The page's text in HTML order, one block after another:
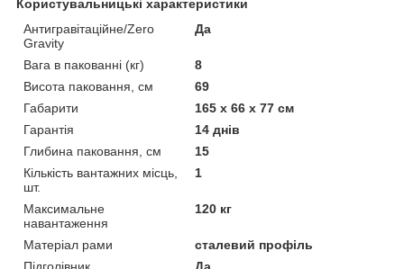
Користувальницькі характеристики
Антигравітаційне/Zero
Gravity
Да
Вага в пакованні (кг)
8
Висота паковання, см
69
Габарити
165 х 66 х 77 см
Гарантія
14 днів
Глибина паковання, см
15
Кількість вантажних місць,
шт.
1
Максимальне
навантаження
120 кг
Матеріал рами
сталевий профіль
Підголівник
Да